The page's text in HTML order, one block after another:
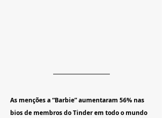
As menções a“Barbie” aumentaram 56% nas
bios de membros do Tinder em todo o mundo